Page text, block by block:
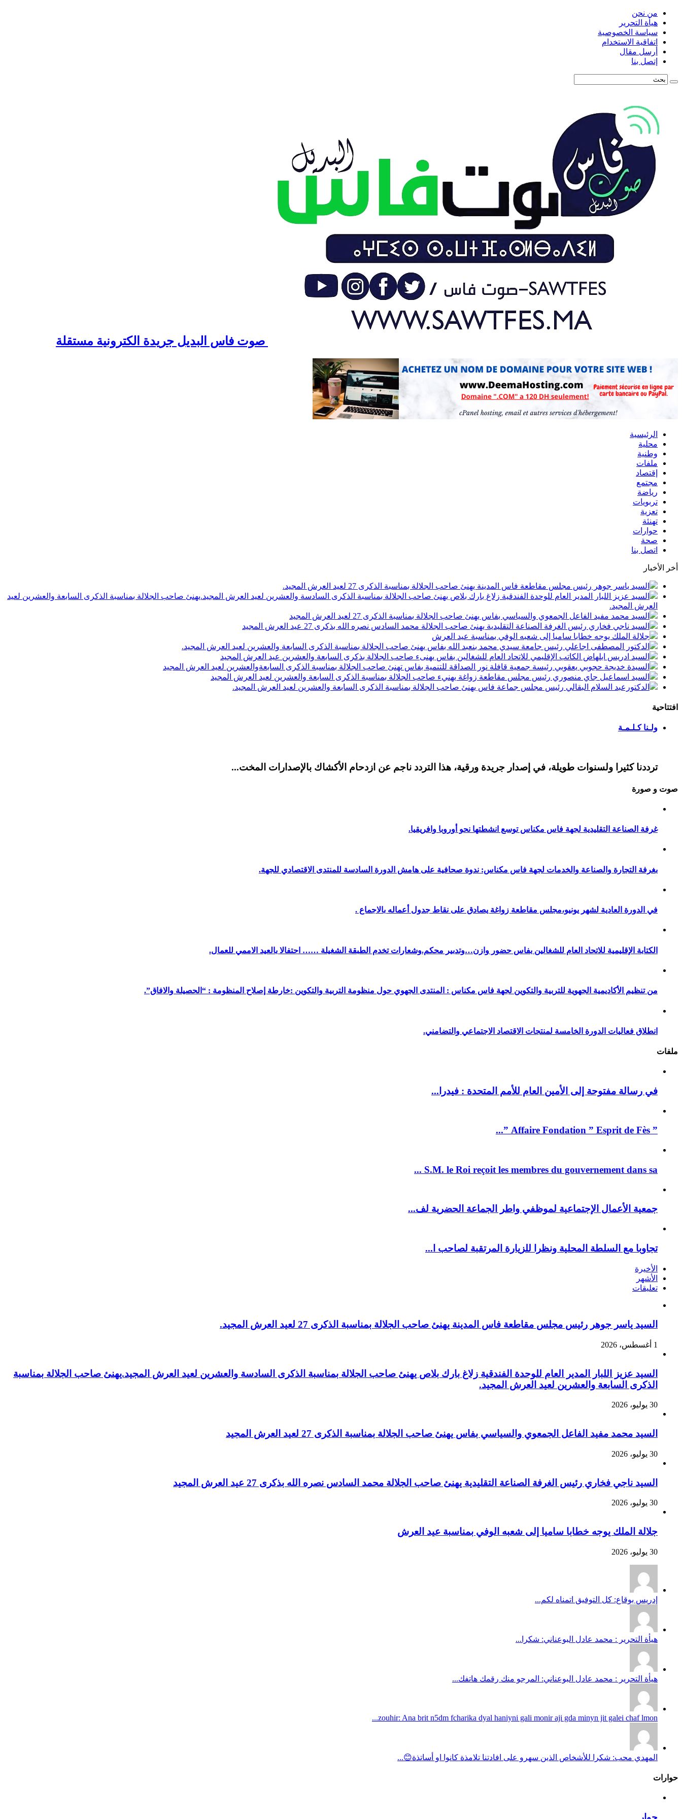
من نحن
هيأة التحرير
سياسة الخصوصية
اتفاقية الاستخدام
أرسل مقال
إتصل بنا
صوت فاس البديل جريدة الكترونية مستقلة
الرئيسية
محلية
وطنية
ملفات
إقتصاد
مجتمع
رياضة
تربويات
تعزية
تهنئة
حوارات
صحة
اتصل بنا
أخر الأخبار
السيد ياسر جوهر رئيس مجلس مقاطعة فاس المدينة يهنئ صاحب الجلالة بمناسبة الذكرى 27 لعيد العرش المجيد.
السيد عزيز اللبار المدير العام للوحدة الفندقية زلاغ بارك بلاص يهنئ صاحب الجلالة بمناسبة الذكرى السادسة والعشرين لعيد العرش المجيد.يهنئ صاحب الجلالة بمناسبة الذكرى السابعة والعشرين لعيد
العرش المجيد.
السيد محمد مفيد الفاعل الجمعوي والسياسي بفاس يهنئ صاحب الجلالة بمناسبة الذكرى 27 لعيد العرش المجيد
السيد ناجي فخاري رئيس الغرفة الصناعة التقليدية يهنئ صاحب الجلالة محمد السادس نصره الله بذكرى 27 عيد العرش المجيد
جلالة الملك يوجه خطابا ساميا إلى شعبه الوفي بمناسبة عيد العرش
الدكتور المصطفى اجاعلي رئيس جامعة سيدي محمد بنعبد الله بفاس يهنئ صاحب الجلالة بمناسبة الذكرى السابعة والعشرين لعيد العرش المجيد.
السيد ادريس ابلهاض الكاتب الإقليمي للاتحاد العام للشغالين بفاس يهنىء صاحب الجلالة بذكرى السابعة والعشرين عيد العرش المجيد
السيدة خديجة حجوبي يعقوبي رئيسة جمعية قافلة نور الصداقة للتنمية بفاس تهنئ صاحب الجلالة بمناسبة الذكرى السابعةوالعشرين لعيد العرش المجيد
السيد اسماعيل جاي منصوري رئيس مجلس مقاطعة زواغة يهنيء صاحب الجلالة بمناسبة الذكرى السابعة والعشرين لعيد العرش المجيد
الدكتورعبد السلام البقالي رئيس مجلس جماعة فاس يهنئ صاحب الجلالة بمناسبة الذكرى السابعة والعشرين لعيد العرش المجيد.
افتتاحية
ولـنا كـلـمـة
ترددنا كثيرا ولسنوات طويلة، في إصدار جريدة ورقية، هذا التردد ناجم عن ازدحام الأكشاك بالإصدارات المخت...
صوت و صورة
غرفة الصناعة التقليدية لجهة فاس مكناس توسع انشطتها نحو أوروبا وافريقيا.
بغرفة التجارة والصناعة والخدمات لجهة فاس مكناس: ندوة صحافية على هامش الدورة السادسة للمنتدى الاقتصادي للجهة.
في الدورة العادية لشهر يونيو،مجلس مقاطعة زواغة يصادق على نقاط جدول أعماله بالاجماع .
الكتابة الإقليمية للاتحاد العام للشغالين بفاس حضور وازن…وتدبير محكم.وشعارات تخدم الطبقة الشغيلة …… احتفالا بالعيد الاممي للعمال.
من تنظيم الأكاديمية الجهوية للتربية والتكوين لجهة فاس مكناس : المنتدى الجهوي حول منظومة التربية والتكوين :خارطة إصلاح المنظومة : “الحصيلة والافاق”.
انطلاق فعاليات الدورة الخامسة لمنتجات الاقتصاد الاجتماعي والتضامني.
ملفات
في رسالة مفتوحة إلى الأمين العام للأمم المتحدة : فيدرا...
” Affaire Fondation ” Esprit de Fès ”...
S.M. le Roi reçoit les membres du gouvernement dans sa ...
جمعية الأعمال الإجتماعية لموظفي واطر الجماعة الحضرية لف...
تجاوبا مع السلطة المحلية ونظرا للزيارة المرتقبة لصاحب ا...
الأخيرة
الأشهر
تعليقات
السيد ياسر جوهر رئيس مجلس مقاطعة فاس المدينة يهنئ صاحب الجلالة بمناسبة الذكرى 27 لعيد العرش المجيد.
1 أغسطس، 2026
السيد عزيز اللبار المدير العام للوحدة الفندقية زلاغ بارك بلاص يهنئ صاحب الجلالة بمناسبة الذكرى السادسة والعشرين لعيد العرش المجيد.يهنئ صاحب الجلالة بمناسبة
الذكرى السابعة والعشرين لعيد العرش المجيد.
30 يوليو، 2026
السيد محمد مفيد الفاعل الجمعوي والسياسي بفاس يهنئ صاحب الجلالة بمناسبة الذكرى 27 لعيد العرش المجيد
30 يوليو، 2026
السيد ناجي فخاري رئيس الغرفة الصناعة التقليدية يهنئ صاحب الجلالة محمد السادس نصره الله بذكرى 27 عيد العرش المجيد
30 يوليو، 2026
جلالة الملك يوجه خطابا ساميا إلى شعبه الوفي بمناسبة عيد العرش
30 يوليو، 2026
إدريس بوقاع: كل التوفيق اتمناه لكم...
هيأة التحرير : محمد عادل البوعناني: شكرا...
هيأة التحرير : محمد عادل البوعناني: المرجو منك رقمك هاتفك...
zouhir: Ana brit n5dm fcharika dyal haniyni gali monir aji gda minyn jit galei chaf lmon...
المهدي محب: شكرا للأشخاص الذين سهرو على افادتنا تلامذة كانوا او أساتذة😊...
حوارات